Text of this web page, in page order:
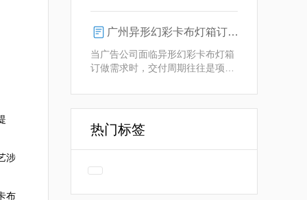
涉
布
户提供专业解决方案。
广州异形幻彩卡布灯箱订做：广告人必看的交付周期决策指南
当广告公司面临异形幻彩卡布灯箱
订做需求时，交付周期往往是项目
过技术预配与柔性生产体系，将定
制周期压缩至行业领先水平？
热门标签